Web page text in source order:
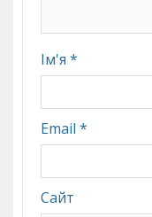
Ім'я *
Email *
Сайт